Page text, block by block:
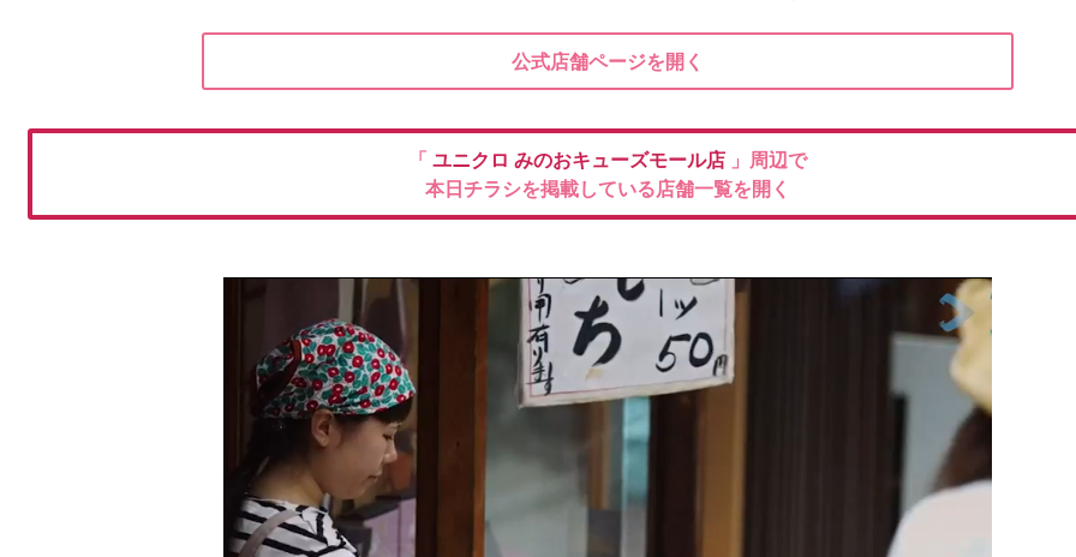
公式店舗ページを開く
「 ユニクロ みのおキューズモール店 」周辺で
本日チラシを掲載している店舗一覧を開く